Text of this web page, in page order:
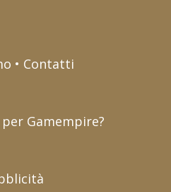
• Contatti
Gamempire?